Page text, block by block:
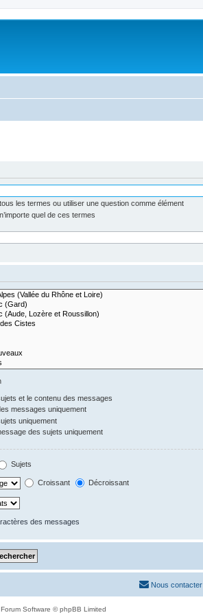
les termes ou utiliser une question comme élément
quel de ces termes
et le contenu des messages
messages uniquement
uniquement
des sujets uniquement
Sujets
Croissant Décroissant
des messages
Nous contacter
Software © phpBB Limited